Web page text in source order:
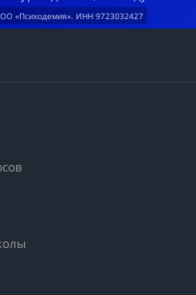
«Психодемия». ИНН 9723032427